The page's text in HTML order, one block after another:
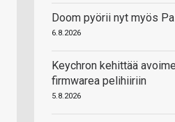
Doom pyörii nyt myös
6.8.2026
Keychron kehittää
firmwarea pelihiiriin
5.8.2026